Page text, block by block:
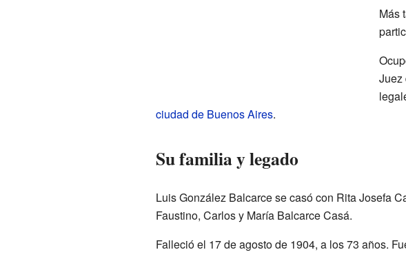
Más
Juez
ciudad de Buenos Aires.
Su familia y legado
Luis González Balcarce se casó con Rita Josefa
Faustino, Carlos y María Balcarce Casá.
Falleció el 17 de agosto de 1904, a los 73 años.